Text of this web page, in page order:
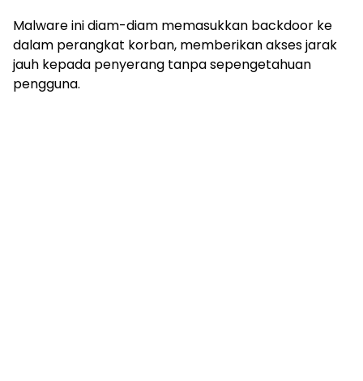
Malware ini diam-diam memasukkan backdoor ke
dalam perangkat korban, memberikan akses jarak
jauh kepada penyerang tanpa sepengetahuan
pengguna.